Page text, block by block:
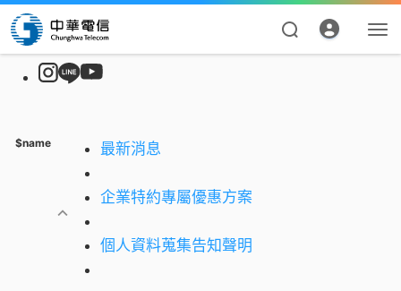
資費合約
$name 最新消息
企業特約專屬優惠方案
個人資料蒐集告知聲明